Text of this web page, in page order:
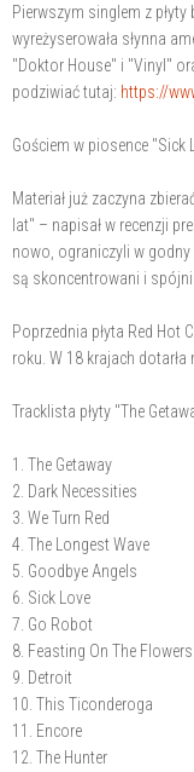
Pierwszym singlem z płyty
wyreżyserowała słynna
"Doktor House" i "Vinyl"
podziwiać tutaj: https://
Gościem w piosence "Sick
Materiał już zaczyna
lat" – napisał w recenzji
nowo, ograniczyli w
są skoncentrowani i spójni
Poprzednia płyta Red Hot
roku. W 18 krajach dotarła
Tracklista płyty "The
1. The Getaway
2. Dark Necessities
3. We Turn Red
4. The Longest Wave
5. Goodbye Angels
6. Sick Love
7. Go Robot
8. Feasting On The Flowers
9. Detroit
10. This Ticonderoga
11. Encore
12. The Hunter